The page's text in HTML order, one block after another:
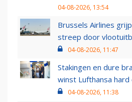
04-08-2026, 13:54
Brussels Airlines
streep door
04-08-2026, 11:47
Stakingen en dure
winst Lufthansa hard
04-08-2026, 11:38